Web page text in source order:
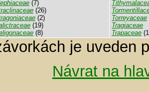
(7)
(26)
(2)
(19)
(8)
Torreyaceae
Tragiaceae
Trapaceae
je uveden
Návrat na